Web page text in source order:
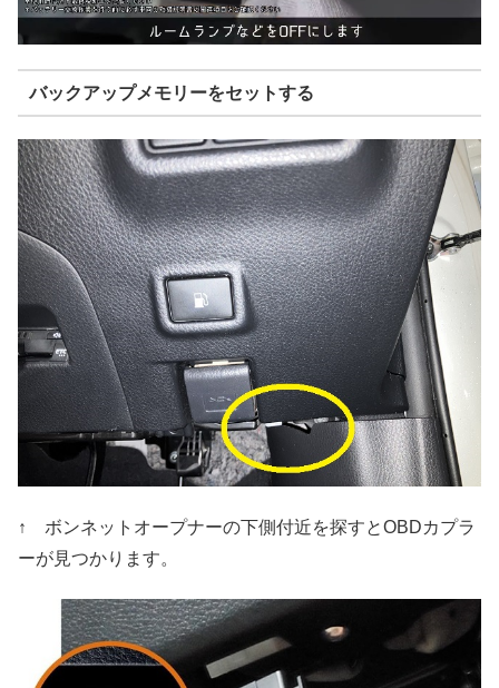
バックアップメモリーをセットする
↑ ボンネットオープナーの下側付近を探すとOBDカプラ
ーが見つかります。